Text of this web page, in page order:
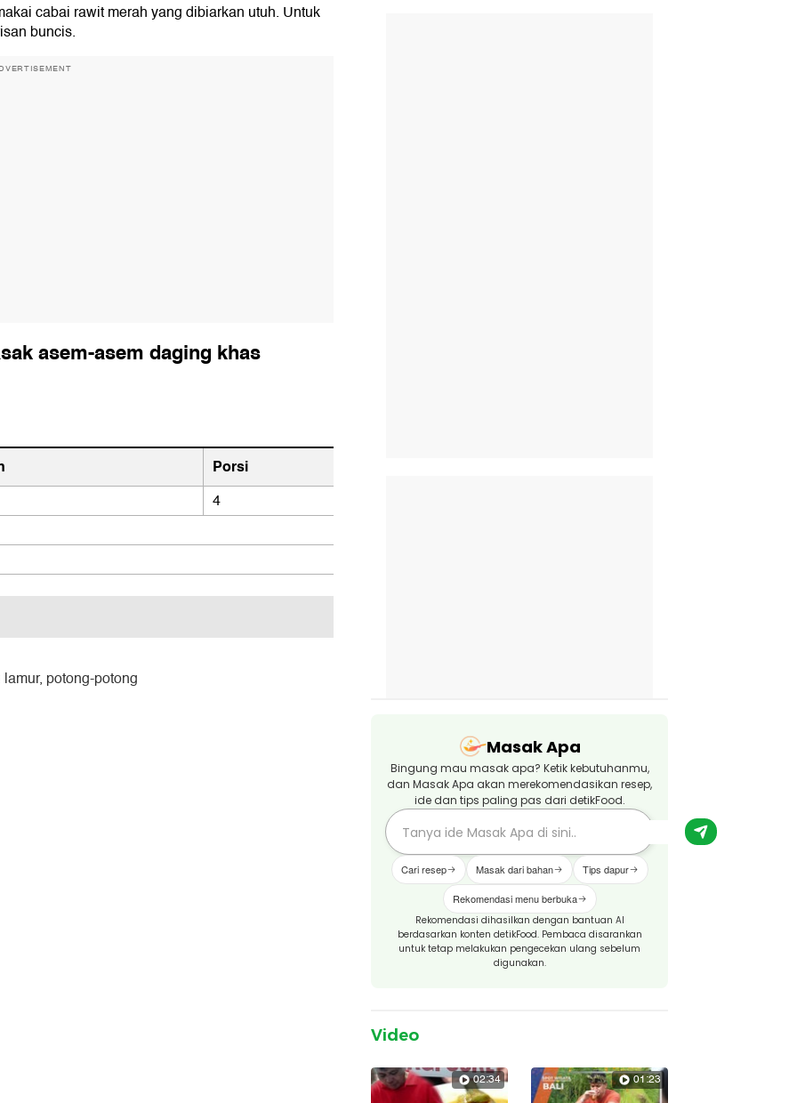
cabai rawit merah yang dibiarkan utuh. Untuk
buncis.
asem-asem daging khas
Porsi
4
potong-potong
Masak Apa
Bingung mau masak apa? Ketik kebutuhanmu,
dan Masak Apa akan merekomendasikan resep,
ide dan tips paling pas dari detikFood.
Cari resep Masak dari bahan Tips dapur
Rekomendasi menu berbuka
Rekomendasi dihasilkan dengan bantuan AI
berdasarkan konten detikFood. Pembaca disarankan
untuk tetap melakukan pengecekan ulang sebelum
digunakan.
Video
02:34 01:23